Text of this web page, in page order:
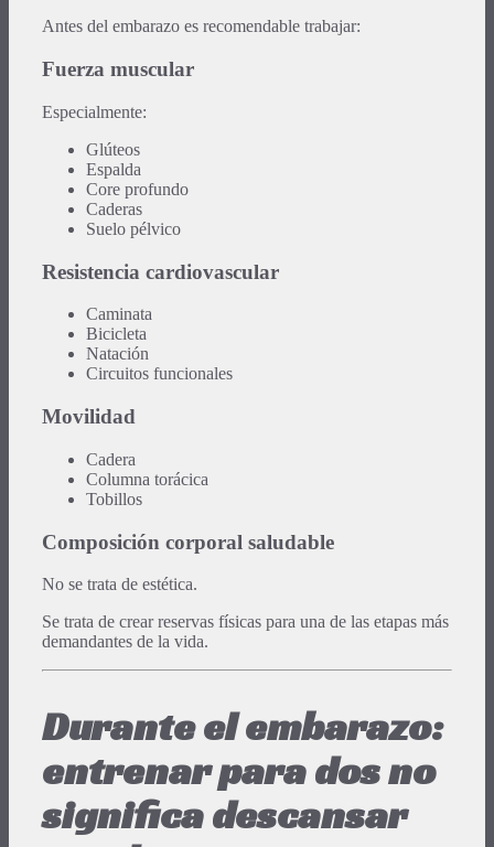
Antes del embarazo es recomendable trabajar:
Fuerza muscular
Especialmente:
Glúteos
Espalda
Core profundo
Caderas
Suelo pélvico
Resistencia cardiovascular
Caminata
Bicicleta
Natación
Circuitos funcionales
Movilidad
Cadera
Columna torácica
Tobillos
Composición corporal saludable
No se trata de estética.
Se trata de crear reservas físicas para una de las etapas más
demandantes de la vida.
Durante el embarazo:
entrenar para dos no
significa descansar